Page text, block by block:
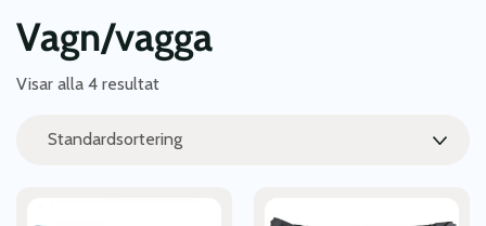
Vagn/vagga
Visar alla 4 resultat
här
här